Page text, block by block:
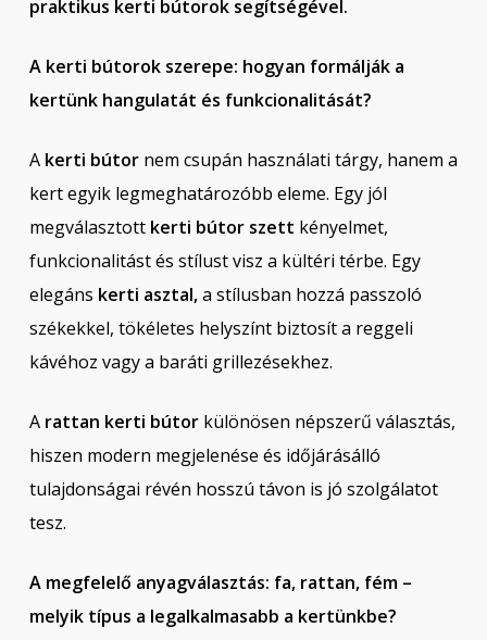
praktikus kerti bútorok segítségével.
A kerti bútorok szerepe: hogyan formálják a
kertünk hangulatát és funkcionalitását?
A kerti bútornem csupán használati tárgy, hanem a
kert egyik legmeghatározóbb eleme. Egy jól
megválasztott kerti bútor szett kényelmet,
funkcionalitást és stílust visz a kültéri térbe. Egy
elegáns kerti asztal,a stílusban hozzá passzoló
székekkel, tökéletes helyszínt biztosít a reggeli
kávéhoz vagy a baráti grillezésekhez.
A rattan kerti bútorkülönösen népszerű választás,
hiszen modern megjelenése és időjárásálló
tulajdonságai révén hosszú távon is jó szolgálatot
tesz.
A megfelelő anyagválasztás: fa, rattan, fém –
melyik típus a legalkalmasabb a kertünkbe?